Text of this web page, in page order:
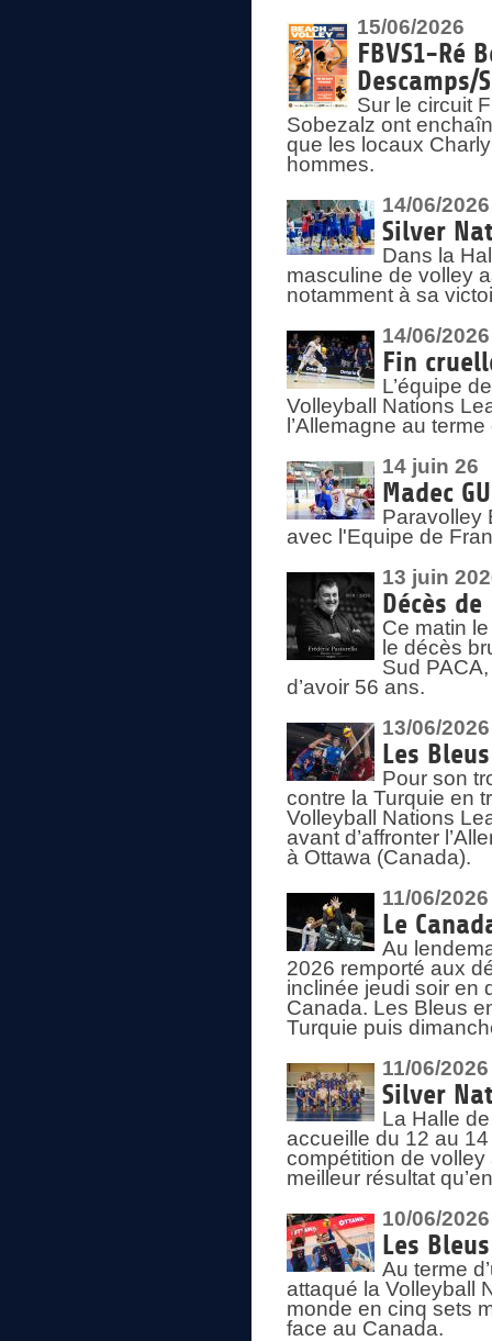
15/06/2026
FBVS1-Ré
Descamps/
Sur le circuit
Sobezalz ont
que les locaux
hommes.
14/06/2026
Silver
Dans la
masculine de volley
notamment à sa
14/06/2026
Fin
L’équipe
Volleyball Nations
l’Allemagne au
14 juin 26
Madec
Paravolley
avec l'Equipe de
13 juin
Décès de
Ce matin
le décès
Sud
d’avoir 56 ans.
13/06/2026
Les
Pour son
contre la Turquie en
Volleyball Nations
avant d’affronter
à Ottawa (Canada).
11/06/2026
Le
Au
2026 remporté aux
inclinée jeudi soir en
Canada. Les Bleus
Turquie puis
11/06/2026
Silver
La Halle
accueille du 12 au
compétition de
meilleur résultat
10/06/2026
Les
Au terme
attaqué la Volleyball
monde en cinq sets
face au Canada.